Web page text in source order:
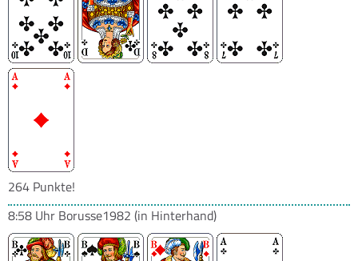
264 Punkte!
8:58 Uhr Borusse1982 (in Hinterhand)